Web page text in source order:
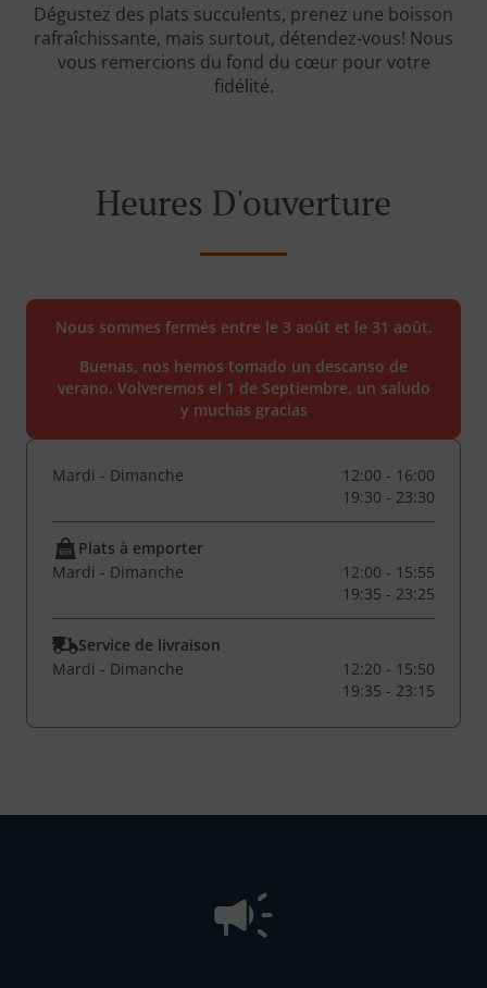
Dégustez des plats succulents, prenez une boisson
rafraîchissante, mais surtout, détendez-vous! Nous
vous remercions du fond du cœur pour votre
fidélité.
Heures D'ouverture
Nous sommes fermés entre le 3 août et le 31 août.
Buenas, nos hemos tomado un descanso de
verano. Volveremos el 1 de Septiembre. un saludo
y muchas gracias
Mardi - Dimanche
12:00 - 16:00
19:30 - 23:30
Plats à emporter
Mardi - Dimanche
12:00 - 15:55
19:35 - 23:25
Service de livraison
Mardi - Dimanche
12:20 - 15:50
19:35 - 23:15